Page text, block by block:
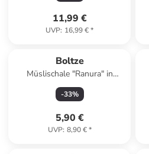
11,99 €
UVP: 16,99 €*
Boltze
Müslischale "Ranura" in
Hellgrau - Ø 12,5 cm
-33%
5,90 €
UVP: 8,90 €*